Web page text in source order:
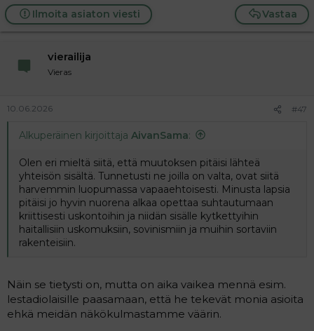
Vastaa
Ilmoita asiaton viesti
vierailija
Vieras
10.06.2026 #47
Alkuperäinen kirjoittaja AivanSama:
Olen eri mieltä siitä, että muutoksen pitäisi lähteä
yhteisön sisältä. Tunnetusti ne joilla on valta, ovat siitä
harvemmin luopumassa vapaaehtoisesti. Minusta lapsia
pitäisi jo hyvin nuorena alkaa opettaa suhtautumaan
kriittisesti uskontoihin ja niidän sisälle kytkettyihin
haitallisiin uskomuksiin, sovinismiin ja muihin sortaviin
rakenteisiin.
Näin se tietysti on, mutta on aika vaikea mennä esim.
lestadiolaisille paasamaan, että he tekevät monia asioita
ehkä meidän näkökulmastamme väärin.